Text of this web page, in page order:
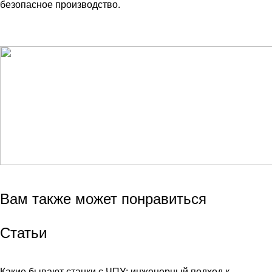
безопасное производство.
Вам также может понравиться
Статьи